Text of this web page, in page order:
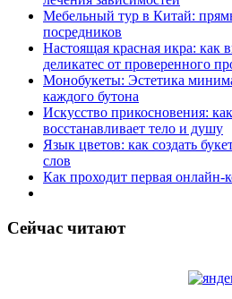
Мебельный тур в Китай:
посредников
Настоящая красная икра: как
деликатес от проверенного
Монобукеты: Эстетика
каждого бутона
Искусство прикосновения:
восстанавливает тело и душу
Язык цветов: как создать
слов
Как проходит первая онлайн-
Сейчас читают